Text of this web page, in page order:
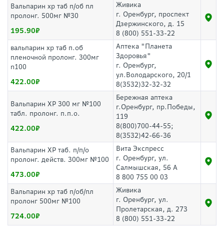
Вальпарин хр таб п/об пл
пролонг. 500мг №30
195.90
Живика
г. Оренбург, проспект
Дзержинского, д. 15
8 (800) 551-33-22
вальпарин хр таб п.об
пленочной пролонг. 300мг
n100
422.00
Аптека "Планета
Здоровья"
г. Оренбург,
ул.Володарского, 20/1
8(3532)32-32-32
Вальпарин ХР 300 мг №100
табл. пролонг. п.п.о.
422.00
Бережная аптека
г.Оренбург, пр.Победы,
119
8(800)700-44-55;
8(3532)42-66-36
Вальпарин ХР таб. п/п/о
пролонг. действ. 300мг №100
473.00
Вита Экспресс
г. Оренбург, ул.
Салмышская, 56 А
8 800 755 00 03
Вальпарин хр таб п/об/пл
пролонг 500мг №100
724.00
Живика
г. Оренбург, ул.
Пролетарская, д. 273
8 (800) 551-33-22